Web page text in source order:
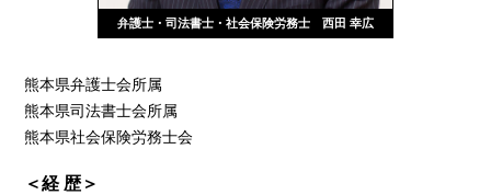
弁護士・司法書士・社会保険労務士 西田 幸広
熊本県弁護士会所属
熊本県司法書士会所属
熊本県社会保険労務士会
＜経 歴＞